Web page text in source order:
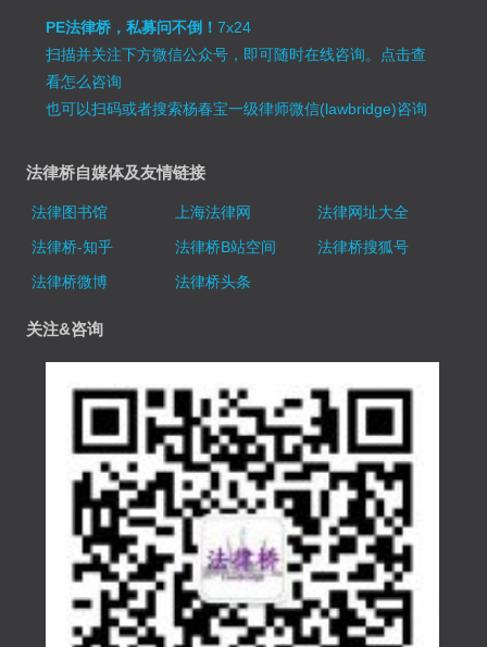
PE法律桥，私募问不倒！7x24
扫描并关注下方微信公众号，即可随时在线咨询。 点击查
看怎么咨询
也可以扫码或者搜索杨春宝一级律师微信(lawbridge)咨询
法律桥自媒体及友情链接
法律图书馆 上海法律网
法律网址大全
法律桥-知乎
法律桥B站空间
法律桥搜狐号
法律桥微博
法律桥头条
关注&咨询